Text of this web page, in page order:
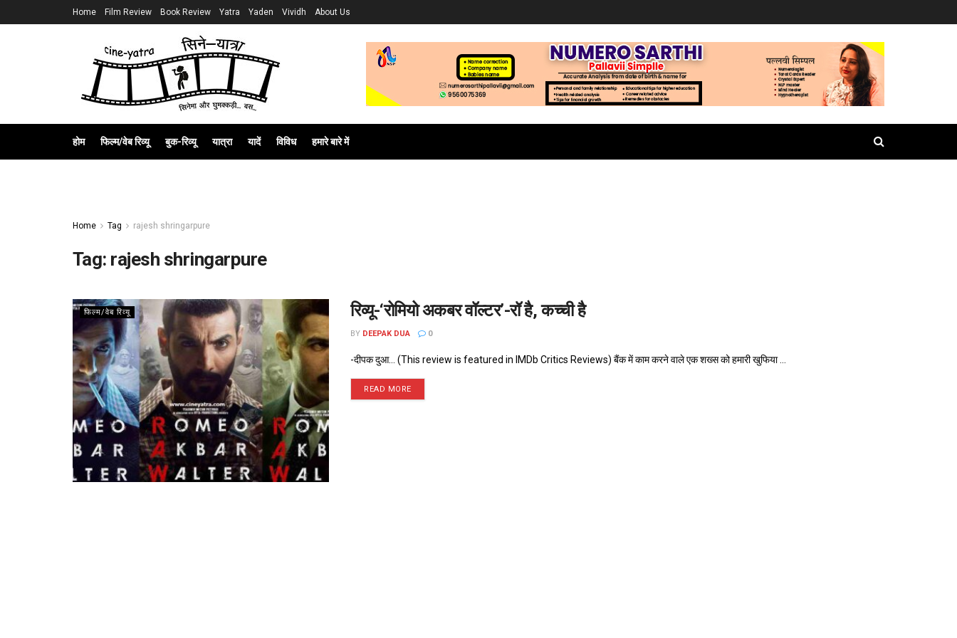
Home Film Review Book Review Yatra Yaden Vividh About Us
होम फिल्म/वेब रिव्यू बुक-रिव्यू यात्रा यादें विविध हमारे बारे में
Home Tag rajesh shringarpure
Tag: rajesh shringarpure
फिल्म/वेब रिव्यू रिव्यू-‘रोमियो अकबर वॉल्टर’-रॉ है, कच्ची है
BY DEEPAK DUA 0
-दीपक दुआ... (This review is featured in IMDb Critics Reviews) बैंक में काम करने वाले एक शख्स को हमारी खुफिया ...
READ MORE